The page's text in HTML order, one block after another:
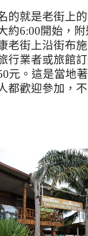
的就是老街上
約6:00開始，
老街上沿街布
行業者或旅館訂
元。這是當地
都歡迎參加，